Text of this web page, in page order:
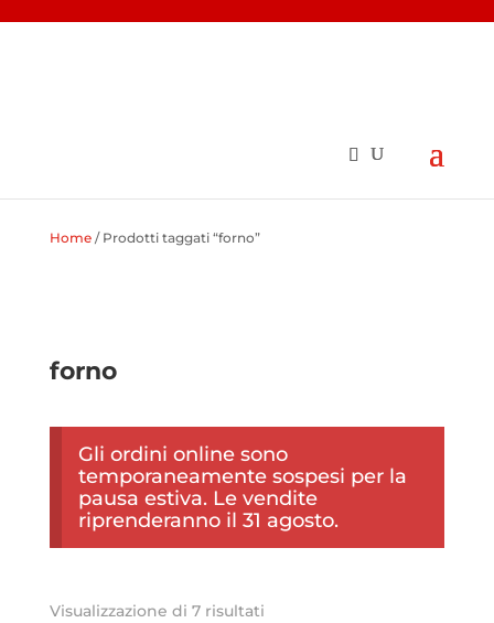
Home/ Prodotti taggati “forno”
forno
Gli ordini online sono
temporaneamente sospesi per la
pausa estiva. Le vendite
riprenderanno il 31 agosto.
Visualizzazione di 7 risultatiOrdina